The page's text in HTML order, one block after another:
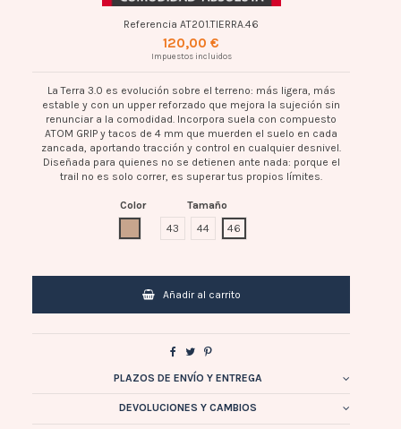
Referencia AT201.TIERRA.46
120,00 €
Impuestos incluidos
La Terra 3.0 es evolución sobre el terreno: más ligera, más
estable y con un upper reforzado que mejora la sujeción sin
renunciar a la comodidad. Incorpora suela con compuesto
ATOM GRIP y tacos de 4 mm que muerden el suelo en cada
zancada, aportando tracción y control en cualquier desnivel.
Diseñada para quienes no se detienen ante nada: porque el
trail no es solo correr, es superar tus propios límites.
Color
Tamaño
43
44 46
Añadir al carrito
PLAZOS DE ENVÍO Y ENTREGA
DEVOLUCIONES Y CAMBIOS